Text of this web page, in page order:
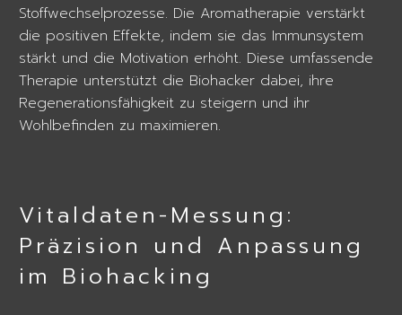
Stoffwechselprozesse. Die Aromatherapie verstärkt
die positiven Effekte, indem sie das Immunsystem
stärkt und die Motivation erhöht. Diese umfassende
Therapie unterstützt die Biohacker dabei, ihre
Regenerationsfähigkeit zu steigern und ihr
Wohlbefinden zu maximieren.
Vitaldaten-Messung:
Präzision und Anpassung
im Biohacking